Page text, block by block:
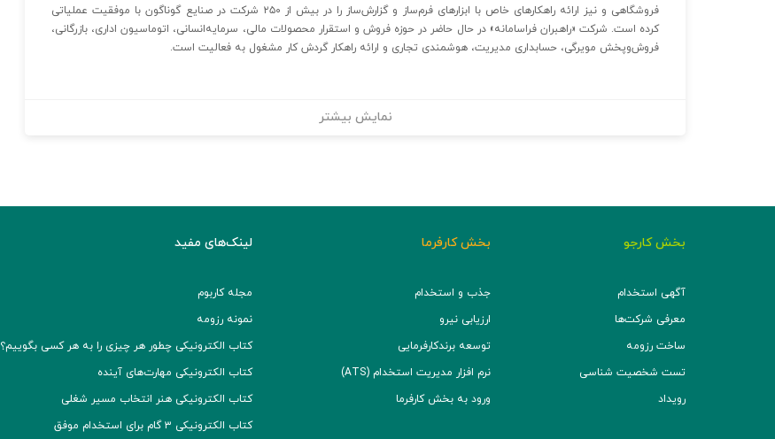
فروشگاهی و نیز ارائه راهکارهای خاص با ابزارهای فرم‌ساز و گزارش‌ساز را در بیش از ۲۵۰ شرکت در صنایع گوناگون با موفقیت عملیاتی
کرده است. شرکت «راهبران فراسامانه» در حال حاضر در حوزه فروش و استقرار محصولات مالی، سرمایه‌انسانی، اتوماسیون اداری، بازرگانی،
فروش‌وپخش مویرگی، حسابداری مدیریت، هوشمندی تجاری و ارائه راهکار گردش کار مشغول به فعالیت است.
نمایش بیشتر
بخش کارجو
آگهی استخدام
معرفی شرکت‌ها
ساخت رزومه
تست شخصیت شناسی
رویداد
بخش کارفرما
جذب و استخدام
ارزیابی نیرو
توسعه برند‌کارفرمایی
نرم افزار مدیریت استخدام (ATS)
ورود به بخش کارفرما
لینک‌های مفید
مجله کاربوم
نمونه رزومه
کتاب الکترونیکی چطور هر چیزی را به هر کسی بگوییم؟
کتاب الکترونیکی مهارت‌های آینده
کتاب الکترونیکی هنر انتخاب مسیر شغلی
کتاب الکترونیکی ۳ گام برای استخدام موفق